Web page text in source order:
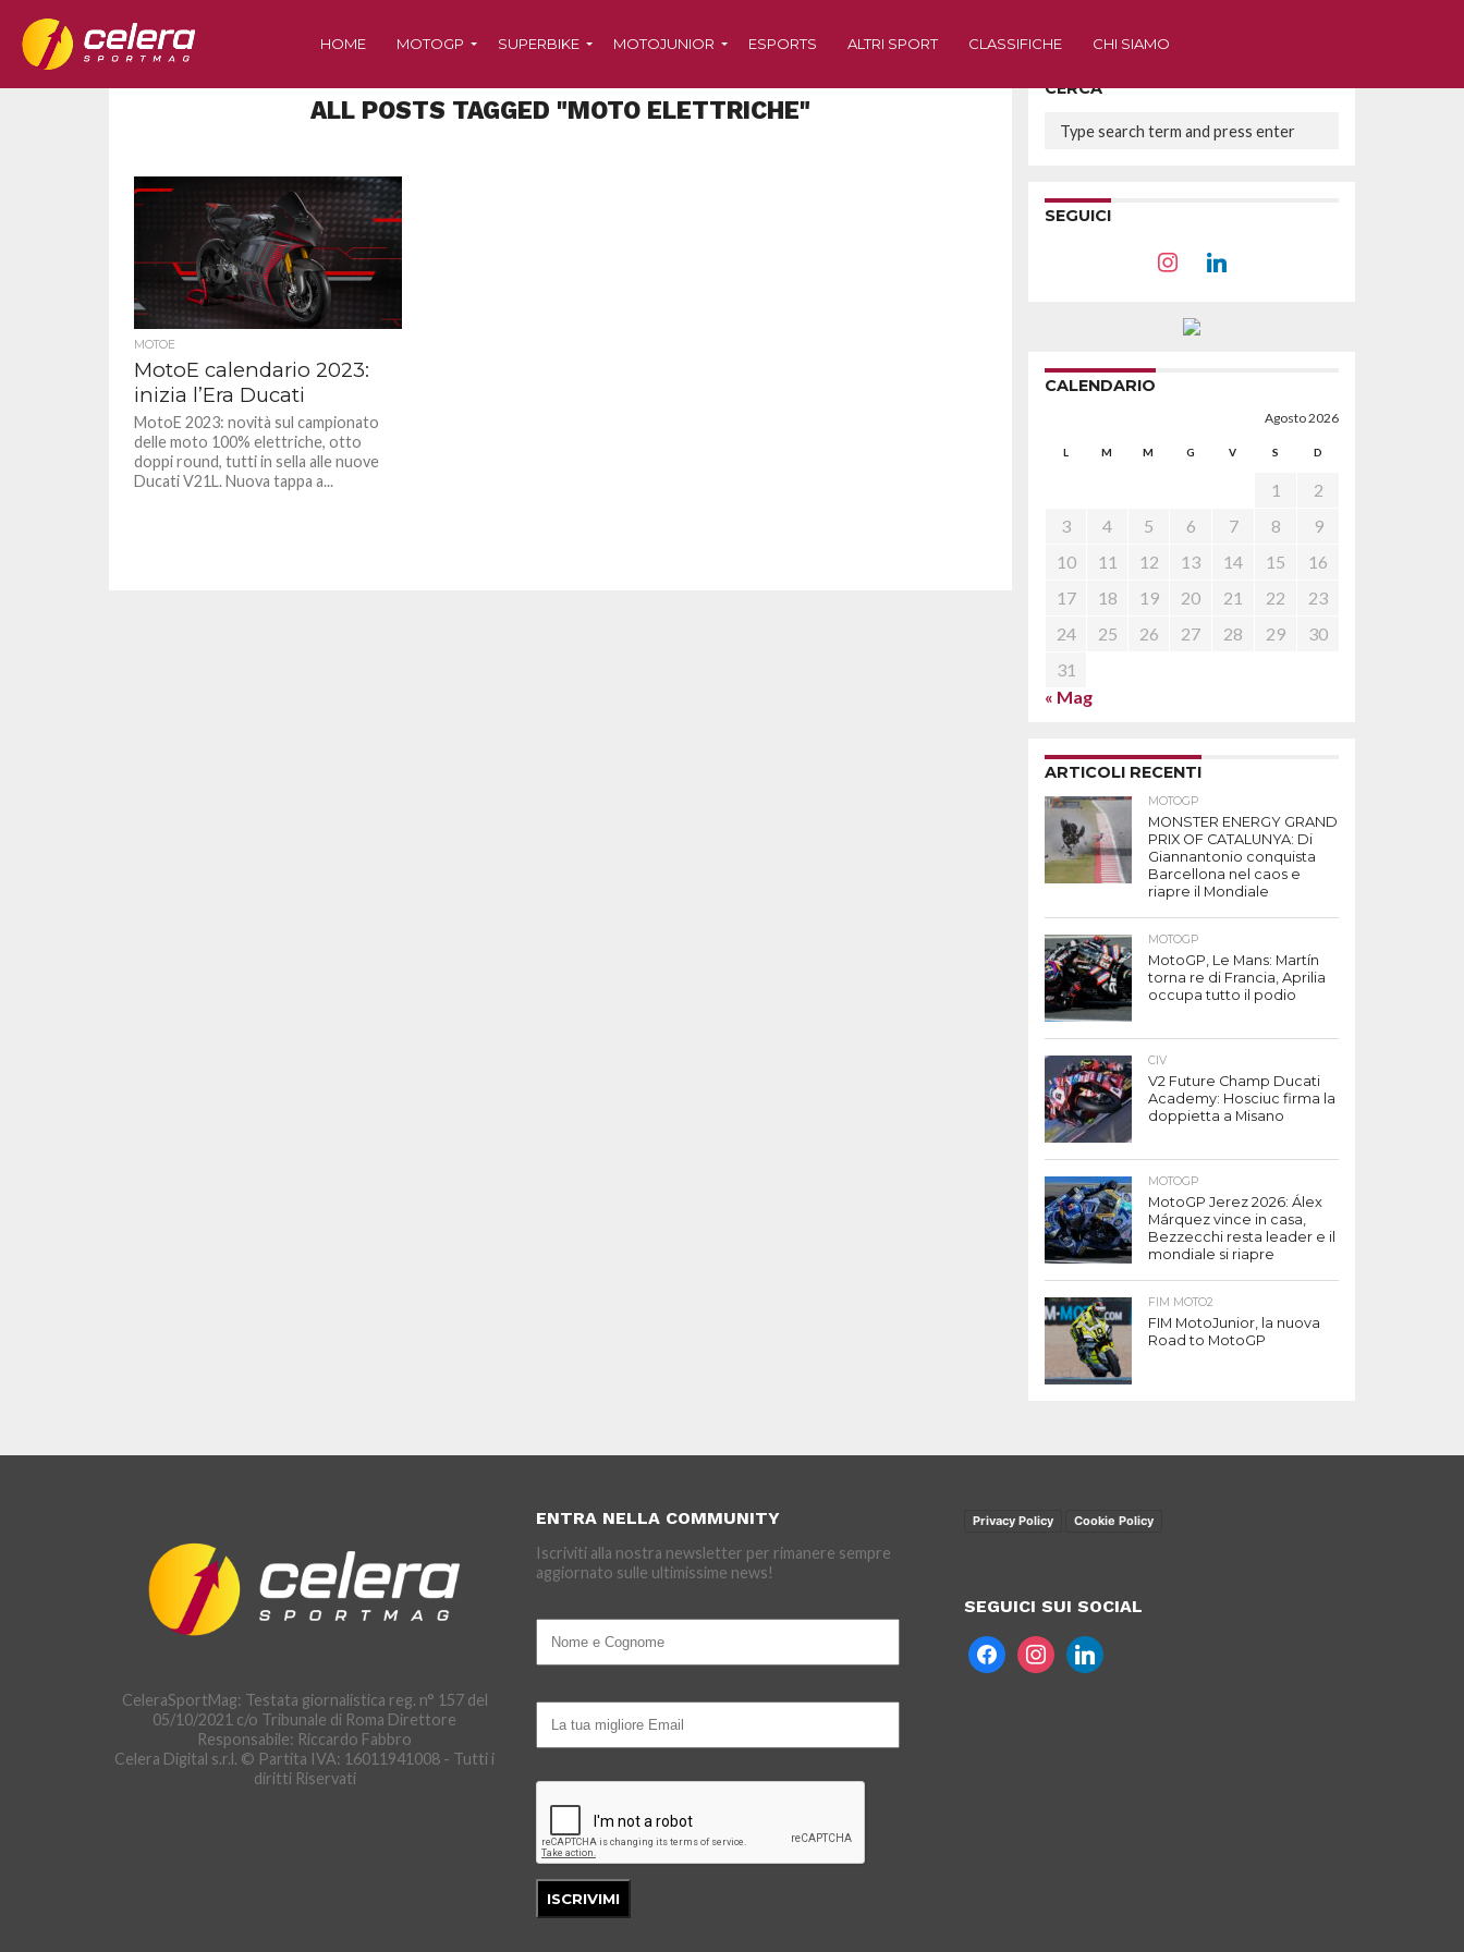
HOME MOTOGP SUPERBIKE MOTOJUNIOR ESPORTS ALTRI SPORT CLASSIFICHE CHI SIAMO
ALL POSTS TAGGED "MOTO ELETTRICHE"
MOTOE
MotoE calendario 2023:
inizia l’Era Ducati
MotoE 2023: novità sul campionato
delle moto 100% elettriche, otto
doppi round, tutti in sella alle nuove
Ducati V21L. Nuova tappa a...
CERCA
SEGUICI
CALENDARIO
Agosto 2026
L M M G V S D
1
2
3
4 5 6 7 8
9
10
11 12 13 14 15
16
17
18 19 20 21 22
23
24
25 26 27 28 29
30
31
« Mag
ARTICOLI RECENTI
MOTOGP
MONSTER ENERGY GRAND
PRIX OF CATALUNYA: Di
Giannantonio conquista
Barcellona nel caos e
riapre il Mondiale
MOTOGP
MotoGP, Le Mans: Martín
torna re di Francia, Aprilia
occupa tutto il podio
CIV
V2 Future Champ Ducati
Academy: Hosciuc firma la
doppietta a Misano
MOTOGP
MotoGP Jerez 2026: Álex
Márquez vince in casa,
Bezzecchi resta leader e il
mondiale si riapre
FIM MOTO2
FIM MotoJunior, la nuova
Road to MotoGP
CeleraSportMag: Testata giornalistica reg. n° 157 del
05/10/2021 c/o Tribunale di Roma Direttore
Responsabile: Riccardo Fabbro
Celera Digital s.r.l. © Partita IVA: 16011941008 - Tutti i
diritti Riservati
ENTRA NELLA COMMUNITY
Iscriviti alla nostra newsletter per rimanere sempre
aggiornato sulle ultimissime news!
ISCRIVIMI
Privacy Policy Cookie Policy
SEGUICI SUI SOCIAL